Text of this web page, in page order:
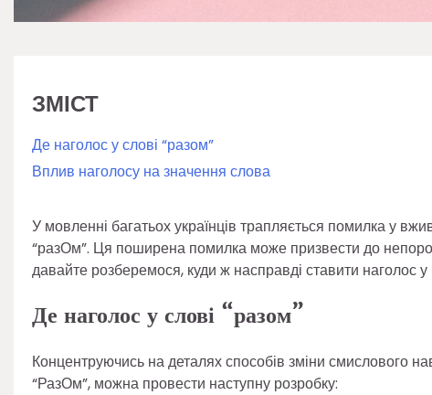
ЗМІСТ
Де наголос у слові “разом”
Вплив наголосу на значення слова
У мовленні багатьох українців трапляється помилка у
“разОм”. Ця поширена помилка може призвести до
давайте розберемося, куди ж насправді ставити наголос у
Де наголос у слові “разом”
Концентруючись на деталях способів зміни смислового
“РазОм”, можна провести наступну розробку: